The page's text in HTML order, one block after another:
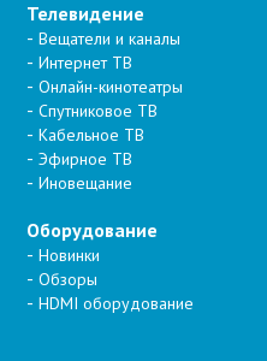
Телевидение
Вещатели и каналы
Интернет ТВ
Онлайн-кинотеатры
Спутниковое ТВ
Кабельное ТВ
Эфирное ТВ
Иновещание
Оборудование
Новинки
Обзоры
HDMI оборудование